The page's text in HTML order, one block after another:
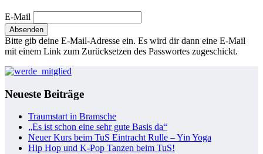
E-Mail
Bitte gib deine E-Mail-Adresse ein. Es wird dir dann eine E-Mail
mit einem Link zum Zurücksetzen des Passwortes zugeschickt.
Neueste Beiträge
Traumstart in Bramsche
„Es ist schon eine sehr gute Basis da“
Neuer Kurs beim TuS Eintracht Rulle – Yin Yoga
Hip Hop und K-Pop Tanzen beim TuS!